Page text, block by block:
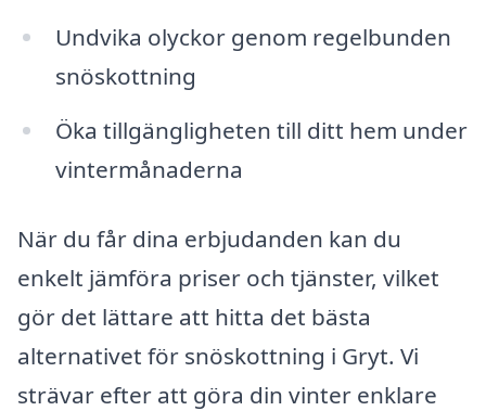
Undvika olyckor genom regelbunden
snöskottning
Öka tillgängligheten till ditt hem under
vintermånaderna
När du får dina erbjudanden kan du
enkelt jämföra priser och tjänster, vilket
gör det lättare att hitta det bästa
alternativet för snöskottning i Gryt. Vi
strävar efter att göra din vinter enklare